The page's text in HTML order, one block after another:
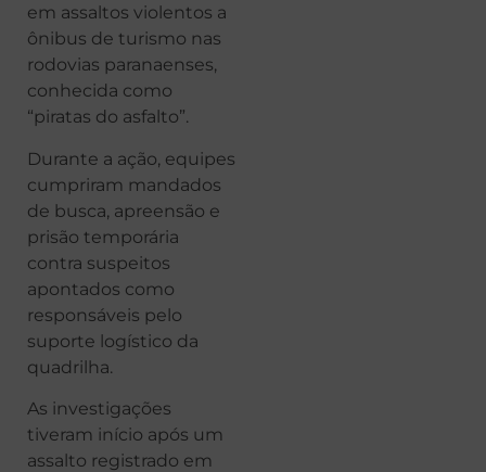
em assaltos violentos a
ônibus de turismo nas
rodovias paranaenses,
conhecida como
“piratas do asfalto”.
Durante a ação, equipes
cumpriram mandados
de busca, apreensão e
prisão temporária
contra suspeitos
apontados como
responsáveis pelo
suporte logístico da
quadrilha.
As investigações
tiveram início após um
assalto registrado em